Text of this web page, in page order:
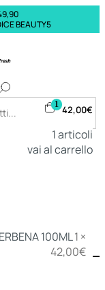
BEAUTY5
Deo
1 42,00€
1articoli
vai al carrello
100ML1 ×
42,00€